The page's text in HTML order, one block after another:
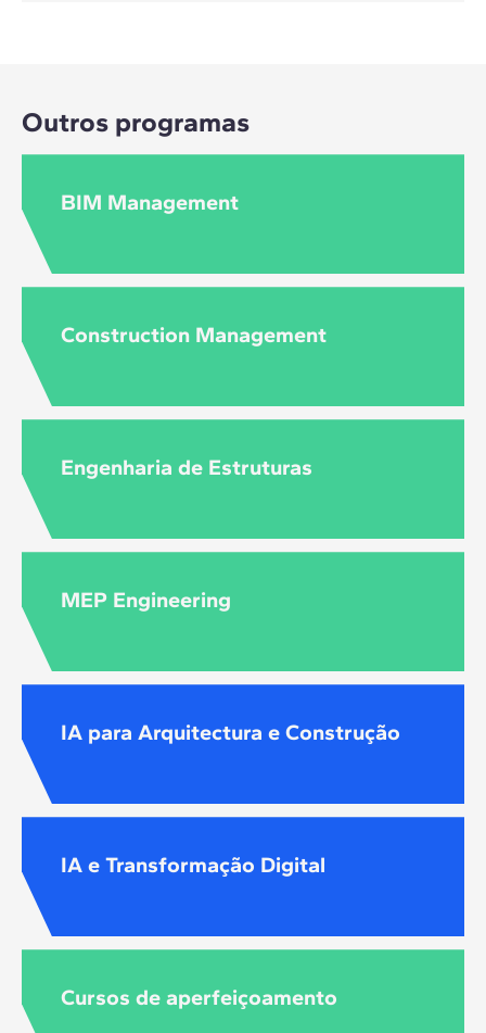
este master em engenharia civil oferece um diploma duplo.
Outros programas
BIM Management
Construction Management
Engenharia de Estruturas
MEP Engineering
IA para Arquitectura e Construção
IA e Transformação Digital
Cursos de aperfeiçoamento